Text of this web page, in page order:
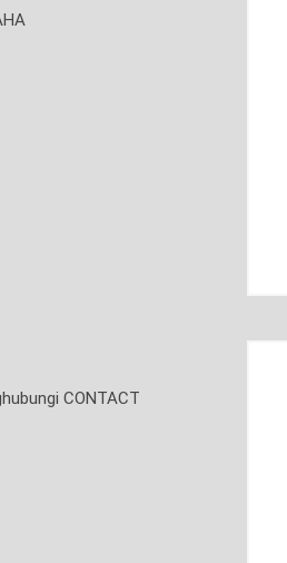
CONTACT